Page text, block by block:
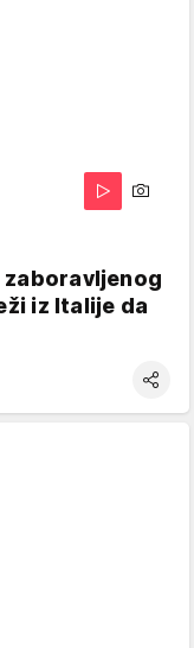
zaboravljenog
iz Italije da